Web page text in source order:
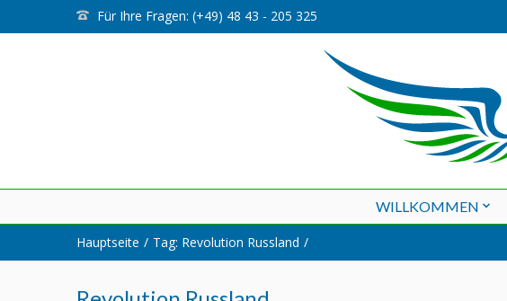
Für Ihre Fragen: (+49) 48 43 - 205 325
WILLKOMMEN
Hauptseite Tag: Revolution Russland